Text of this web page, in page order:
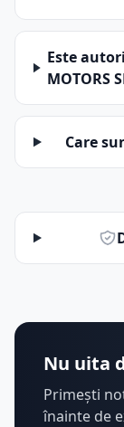
Este
MOTORS
Care
Nu uita
Primești
înainte de